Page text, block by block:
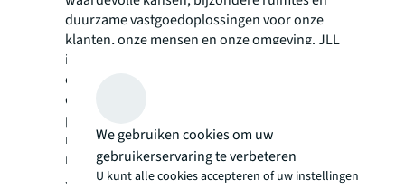
duurzame vastgoedoplossingen voor onze
klanten, onze mensen en onze omgeving. JLL
is een Fortune 500 bedrijf met een jaarlijkse
omzet van 19,4 miljard, activiteiten in meer
dan 80 landen en een wereldwijd
personeelsbestand van meer dan 102.000
medewerkers per 20 juni 2022. JLL is de
merknaam en een geregistreerd merk van
Jones Lang LaSalle Incorporated. Voor meer
We gebruiken cookies om uw
gebruikerservaring te verbeteren
U kunt alle cookies accepteren of uw instellingen